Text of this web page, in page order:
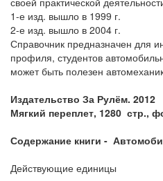
1-е изд. вышло в 1999 г.
2-е изд. вышло в 2004 г.
Справочник предназначен для
профиля, студентов
может быть полезен
Издательство За Рулём. 2012
Мягкий переплет, 1280 стр.,
Содержание книги -
Действующие единицы